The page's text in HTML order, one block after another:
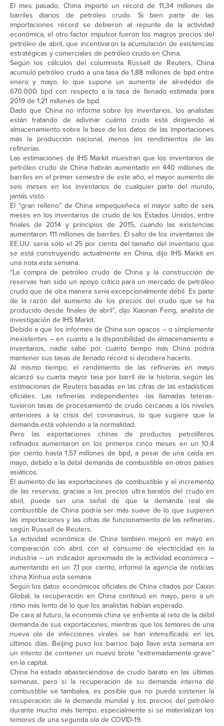
El mes pasado, China importó un récord de 11,34 millones de
barriles diarios de petróleo crudo. Si bien parte de las
importaciones récord se debieron al repunte de la actividad
económica, el otro factor impulsor fueron los magros precios del
petróleo de abril, que incentivaron la acumulación de existencias
estratégicas y comerciales de petróleo crudo en China.
Según los cálculos del columnista Russell de Reuters, China
acumuló petróleo crudo a una tasa de 1,88 millones de bpd entre
enero y mayo, lo que supone un aumento de alrededor de
670.000 bpd con respecto a la tasa de llenado estimada para
2019 de 1,21 millones de bpd.
Dado que China no informa sobre los inventarios, los analistas
están tratando de adivinar cuánto crudo está dirigiendo al
almacenamiento sobre la base de los datos de las importaciones
más la producción nacional, menos los rendimientos de las
refinerías.
Las estimaciones de IHS Markit muestran que los inventarios de
petróleo crudo de China habrán aumentado en 440 millones de
barriles en el primer semestre de este año, el mayor aumento de
seis meses en los inventarios de cualquier parte del mundo,
jamás visto.
El “gran relleno” de China empequeñece el mayor salto de seis
meses en los inventarios de crudo de los Estados Unidos, entre
finales de 2014 y principios de 2015, cuando las existencias
aumentaron 111 millones de barriles. El salto de los inventarios de
EE.UU. sería sólo el 25 por ciento del tamaño del inventario que
se está construyendo actualmente en China, dijo IHS Markit en
una nota esta semana.
“La compra de petróleo crudo de China y la construcción de
reservas han sido un apoyo crítico para un mercado de petróleo
crudo que de otra manera sería excepcionalmente débil. Es parte
de la razón del aumento de los precios del crudo que se ha
producido desde finales de abril”, dijo Xiaonan Feng, analista de
investigación de IHS Markit.
Debido a que los informes de China son opacos – o simplemente
inexistentes – en cuanto a la disponibilidad de almacenamiento e
inventarios, nadie sabe por cuánto tiempo más China podría
mantener sus tasas de llenado récord si decidiera hacerlo.
Al mismo tiempo, el rendimiento de las refinerías en mayo
alcanzó su cuarta mayor tasa por barril de la historia, según las
estimaciones de Reuters basadas en las cifras de las estadísticas
oficiales. Las refinerías independientes -las llamadas teteras-
tuvieron tasas de procesamiento de crudo cercanas a los niveles
anteriores a la crisis del coronavirus, lo que sugiere que la
demanda está volviendo a la normalidad.
Pero las exportaciones chinas de productos petrolíferos
refinados aumentaron en los primeros cinco meses en un 10,4
por ciento hasta 1,57 millones de bpd, a pesar de una caída en
mayo, debido a la débil demanda de combustible en otros países
asiáticos.
El aumento de las exportaciones de combustible y el incremento
de las reservas, gracias a los precios ultra baratos del crudo en
abril, puede ser una señal de que la demanda real de
combustible de China podría ser más suave de lo que sugieren
las importaciones y las cifras de funcionamiento de las refinerías,
según Russell de Reuters.
La actividad económica de China también mejoró en mayo en
comparación con abril, con el consumo de electricidad en la
industria – un indicador aproximado de la actividad económica –
aumentando en un 7,1 por ciento, informó la agencia de noticias
china Xinhua esta semana.
Según los datos económicos oficiales de China citados por Caixin
Global, la recuperación en China continuó en mayo, pero a un
ritmo más lento de lo que los analistas habían esperado.
De cara al futuro, la economía china se enfrenta al reto de la débil
demanda de sus exportaciones, mientras que los temores de una
nueva ola de infecciones virales se han intensificado en los
últimos días. Beijing puso los barrios bajo llave esta semana en
un intento de contener un nuevo brote “extremadamente grave”
en la capital.
China ha estado abasteciéndose de crudo barato en las últimas
semanas, pero si la recuperación de su demanda interna de
combustible se tambalea, es posible que no pueda sostener la
recuperación de la demanda mundial y los precios del petróleo
durante mucho más tiempo, especialmente si se materializan los
temores de una segunda ola de COVID-19.